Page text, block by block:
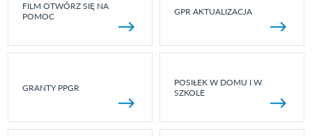
FILM OTWÓRZ SIĘ NA
POMOC
GPR AKTUALIZACJA
GRANTY PPGR
POSIŁEK W DOMU I W
SZKOLE